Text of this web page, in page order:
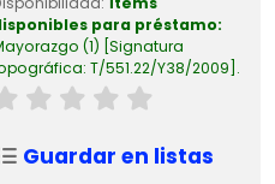
para préstamo:
(1) Signatura
T/551.22/Y38/2009 .
Guardar en listas